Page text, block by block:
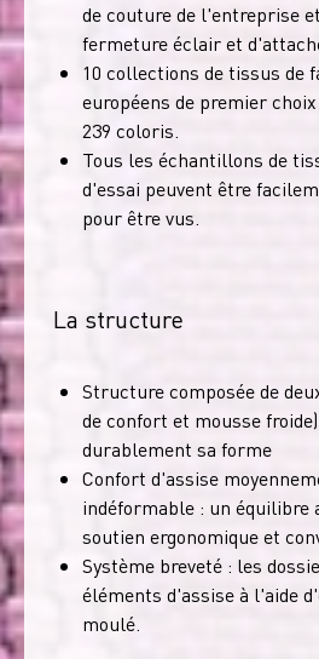
de couture de l'entreprise
fermeture éclair et
10 collections de tissus de
européens de premier
239 coloris.
Tous les échantillons de
d'essai peuvent être
pour être vus.
La structure
Structure composée de
de confort et mousse
durablement sa forme
Confort d'assise
indéformable : un équilibre
soutien ergonomique et
Système breveté : les
éléments d'assise à l'aide
moulé.